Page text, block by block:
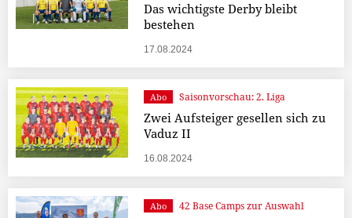
Das wichtigste Derby bleibt
bestehen
17.08.2024
Abo Saisonvorschau: 2. Liga
Zwei Aufsteiger gesellen sich zu
Vaduz II
16.08.2024
Abo 42 Base Camps zur Auswahl